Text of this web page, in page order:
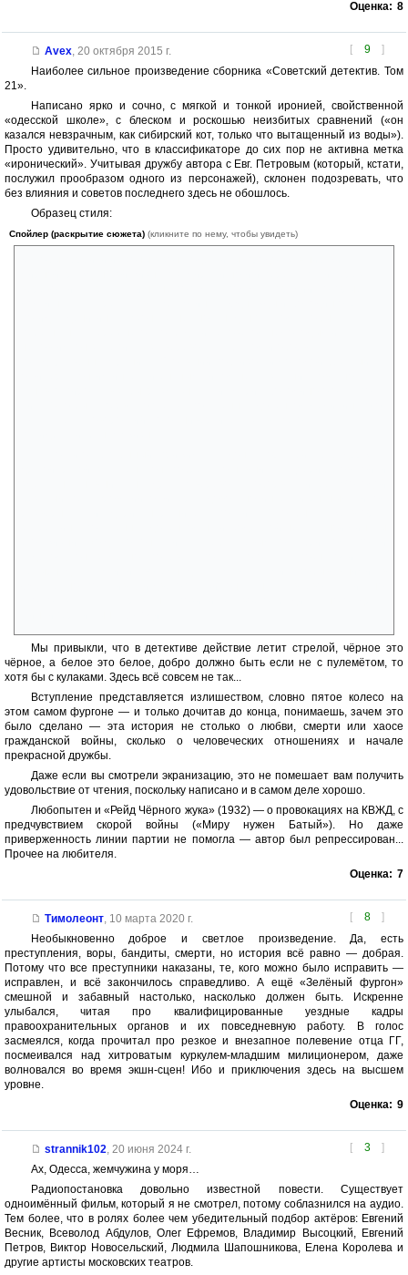
Оценка: 8
[ 9 ]
Avex, 20 октября 2015 г.
Наиболее сильное произведение сборника «Советский детектив. Том
21».
Написано ярко и сочно, с мягкой и тонкой иронией, свойственной
«одесской школе», с блеском и роскошью неизбитых сравнений («он
казался невзрачным, как сибирский кот, только что вытащенный из воды»).
Просто удивительно, что в классификаторе до сих пор не активна метка
«иронический». Учитывая дружбу автора с Евг. Петровым (который, кстати,
послужил прообразом одного из персонажей), склонен подозревать, что
без влияния и советов последнего здесь не обошлось.
Образец стиля:
Спойлер (раскрытие сюжета) (кликните по нему, чтобы увидеть)
Мы привыкли, что в детективе действие летит стрелой, чёрное это
чёрное, а белое это белое, добро должно быть если не с пулемётом, то
хотя бы с кулаками. Здесь всё совсем не так...
Вступление представляется излишеством, словно пятое колесо на
этом самом фургоне — и только дочитав до конца, понимаешь, зачем это
было сделано — эта история не столько о любви, смерти или хаосе
гражданской войны, сколько о человеческих отношениях и начале
прекрасной дружбы.
Даже если вы смотрели экранизацию, это не помешает вам получить
удовольствие от чтения, поскольку написано и в самом деле хорошо.
Любопытен и «Рейд Чёрного жука» (1932) — о провокациях на КВЖД, с
предчувствием скорой войны («Миру нужен Батый»). Но даже
приверженность линии партии не помогла — автор был репрессирован...
Прочее на любителя.
Оценка: 7
[ 8 ]
Тимолеонт, 10 марта 2020 г.
Необыкновенно доброе и светлое произведение. Да, есть
преступления, воры, бандиты, смерти, но история всё равно — добрая.
Потому что все преступники наказаны, те, кого можно было исправить —
исправлен, и всё закончилось справедливо. А ещё «Зелёный фургон»
смешной и забавный настолько, насколько должен быть. Искренне
улыбался, читая про квалифицированные уездные кадры
правоохранительных органов и их повседневную работу. В голос
засмеялся, когда прочитал про резкое и внезапное полевение отца ГГ,
посмеивался над хитроватым куркулем-младшим милиционером, даже
волновался во время экшн-сцен! Ибо и приключения здесь на высшем
уровне.
Оценка: 9
[ 3 ]
strannik102, 20 июня 2024 г.
Ах, Одесса, жемчужина у моря…
Радиопостановка довольно известной повести. Существует
одноимённый фильм, который я не смотрел, потому соблазнился на аудио.
Тем более, что в ролях более чем убедительный подбор актёров: Евгений
Весник, Всеволод Абдулов, Олег Ефремов, Владимир Высоцкий, Евгений
Петров, Виктор Новосельский, Людмила Шапошникова, Елена Королева и
другие артисты московских театров.